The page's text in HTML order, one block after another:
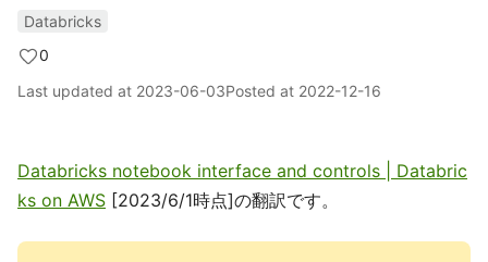
Databricks
0
Last updated at 2023-06-03Posted at 2022-12-16
Databricks notebook interface and controls | Databric
ks on AWS [2023/6/1時点]の翻訳です。